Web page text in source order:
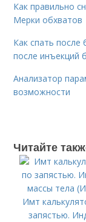
Как правильно
Мерки обхватов
Как спать после
после инъекций
Анализатор
возможности
Читайте
Имт
запястью.